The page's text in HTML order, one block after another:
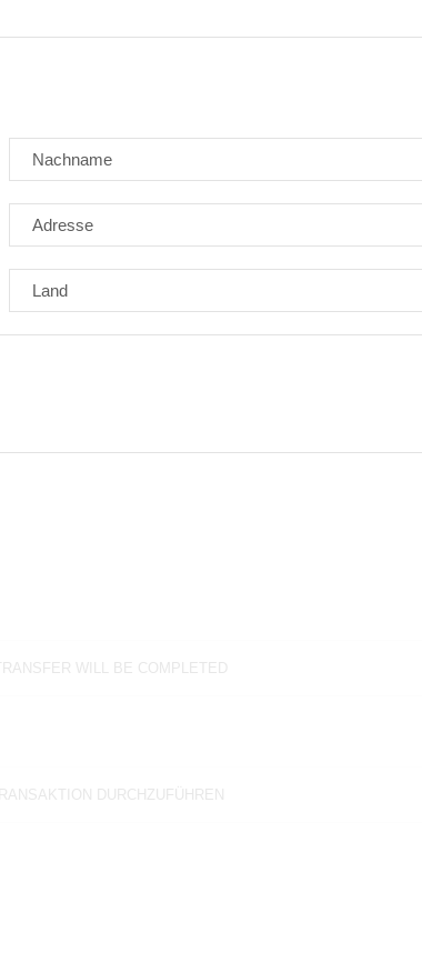
WILL BE COMPLETED
DURCHZUFÜHREN